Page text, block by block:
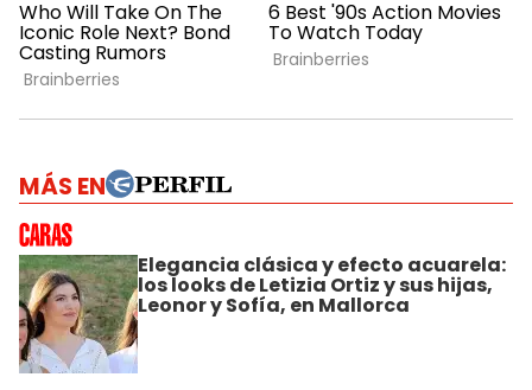
MÁS EN
Elegancia clásica y efecto acuarela:
los looks de Letizia Ortiz y sus hijas,
Leonor y Sofía, en Mallorca